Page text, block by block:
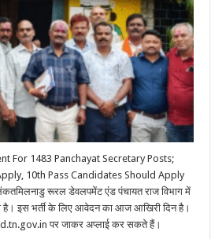
For 1483 Panchayat Secretary Posts;
10th Pass Candidates Should Apply
रूरल डेवलपमेंट एंड पंचायत राज विभाग में
है। इस भर्ती के लिए आवेदन का आज आखिरी दिन है।
पर जाकर अप्लाई कर सकते हैं।